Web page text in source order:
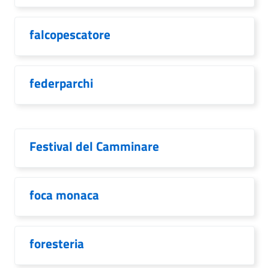
falcopescatore
federparchi
Festival del Camminare
foca monaca
foresteria